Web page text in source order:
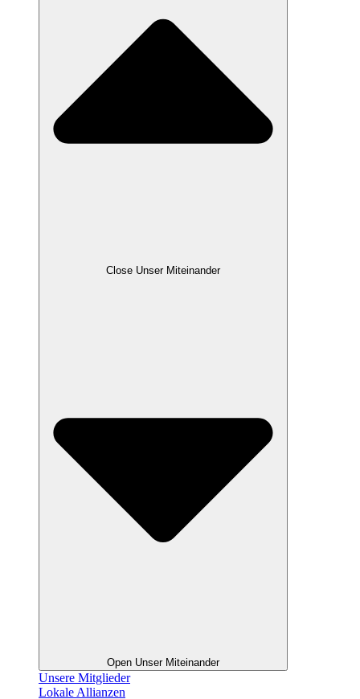
Close Unser Miteinander
Open Unser Miteinander
Unsere Mitglieder
Lokale Allianzen